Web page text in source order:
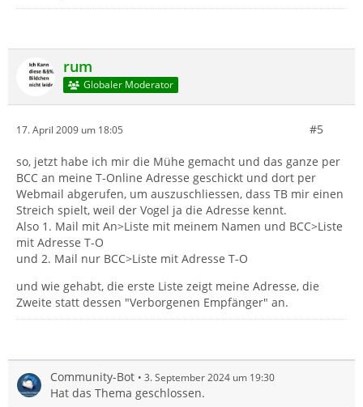
rum
Globaler Moderator
17. April 2009 um 18:05 #5
so, jetzt habe ich mir die Mühe gemacht und das ganze per
BCC an meine T-Online Adresse geschickt und dort per
Webmail abgerufen, um auszuschliessen, dass TB mir einen
Streich spielt, weil der Vogel ja die Adresse kennt.
Also 1. Mail mit An>Liste mit meinem Namen und BCC>Liste
mit Adresse T-O
und 2. Mail nur BCC>Liste mit Adresse T-O
und wie gehabt, die erste Liste zeigt meine Adresse, die
Zweite statt dessen "Verborgenen Empfänger" an.
Community-Bot 3. September 2024 um 19:30
Hat das Thema geschlossen.